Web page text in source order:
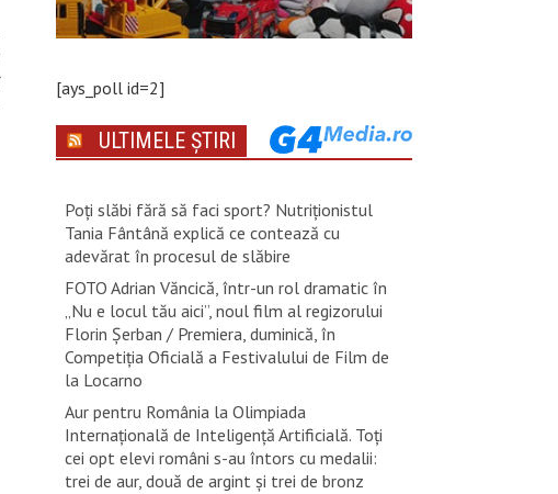
[ays_poll id=2]
ULTIMELE ȘTIRI
Poți slăbi fără să faci sport? Nutriționistul
Tania Fântână explică ce contează cu
adevărat în procesul de slăbire
FOTO Adrian Văncică, într-un rol dramatic în
„Nu e locul tău aici”, noul film al regizorului
Florin Șerban / Premiera, duminică, în
Competiția Oficială a Festivalului de Film de
la Locarno
Aur pentru România la Olimpiada
Internațională de Inteligență Artificială. Toți
cei opt elevi români s-au întors cu medalii:
trei de aur, două de argint și trei de bronz